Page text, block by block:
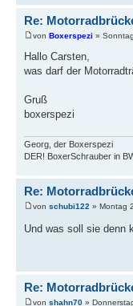
Re:
von Boxerspezi »
Hallo Carsten,
was darf der
Gruß
boxerspezi
Georg, der Boxerspezi
DER! BoxerSchrauber in
Re:
von schubi122 » Montag
Und was soll sie denn
Re:
von shahn70 »